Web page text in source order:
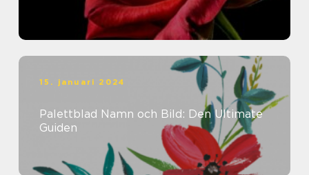
15. januari 2024
Palettblad Namn och Bild: Den Ultimate
Guiden